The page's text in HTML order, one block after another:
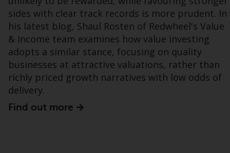
kostenlos erhältlich vom Vertreter in der
Schweiz. In Bezug auf die qualifizierten
Anlegern in der Schweiz angebotenen Aktien
ist der Erfüllungsort der eingetragene Sitz
des Schweizer Vertreters. Gerichtsstand ist
am Sitz des Schweizer Vertreters oder am
Sitz oder Wohnsitz des Anlegers.
Bestimmte Personen haben möglicherweise
sides with clear track records is more prudent. In
his latest blog, Shaul Rosten of Redwheel's Value
& Income team examines how value investing
adopts a similar stance, focusing on quality
businesses at attractive valuations, rather than
richly priced growth narratives with low odds of
delivery.
Find out more